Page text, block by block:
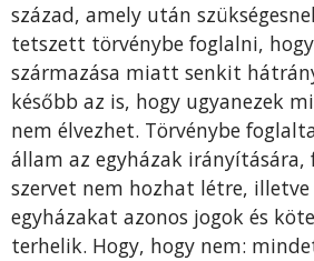
század, amely után
tetszett törvénybe foglalni,
származása miatt senkit
később az is, hogy ugyanezek
nem élvezhet. Törvénybe
állam az egyházak irányítására,
szervet nem hozhat létre, illetve
egyházakat azonos jogok és
terhelik. Hogy, hogy nem: